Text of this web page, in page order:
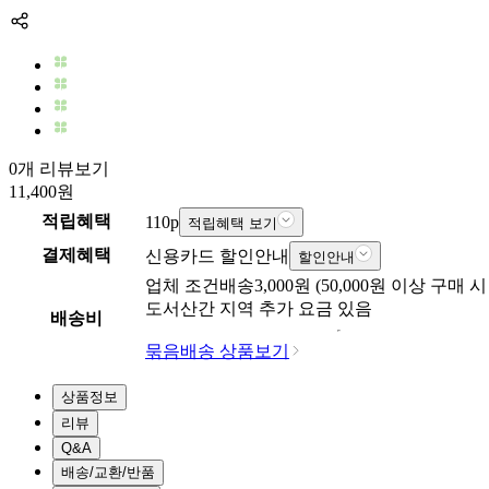
0개 리뷰보기
11,400원
적립혜택
110p 적립혜택 보기
결제혜택 신용카드 할인안내 할인안내
배송비
업체 조건배송3,000원 (50,000원 이상 구매
도서산간 지역 추가 요금 있음
묶음배송 상품보기
상품정보
리뷰
Q&A
배송/교환/반품